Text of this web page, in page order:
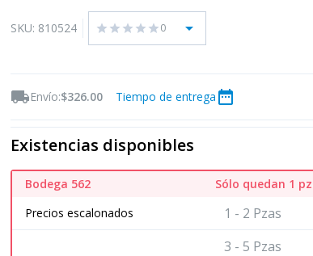
SKU: 810524 star star star star star0 arrow_drop_down
local_shippingEnvío:$326.00 Tiempo de entrega date_range
Existencias disponibles
Bodega 562 Sólo quedan 1
Precios escalonados 1 - 2 Pzas
3 - 5 Pzas